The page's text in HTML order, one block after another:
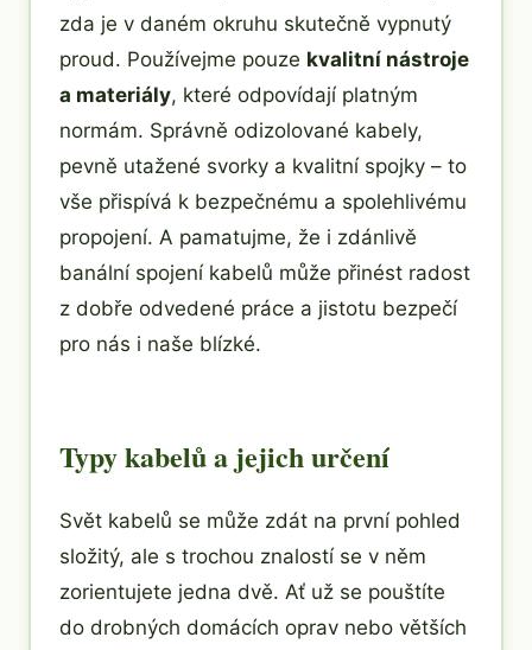
zda je v daném okruhu skutečně vypnutý
proud. Používejme pouze kvalitní nástroje
a materiály, které odpovídají platným
normám. Správně odizolované kabely,
pevně utažené svorky a kvalitní spojky – to
vše přispívá k bezpečnému a spolehlivému
propojení. A pamatujme, že i zdánlivě
banální spojení kabelů může přinést radost
z dobře odvedené práce a jistotu bezpečí
pro nás i naše blízké.
Typy kabelů a jejich určení
Svět kabelů se může zdát na první pohled
složitý, ale s trochou znalostí se v něm
zorientujete jedna dvě. Ať už se pouštíte
do drobných domácích oprav nebo větších